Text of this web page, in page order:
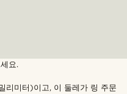
요.
리미터)이고, 이 둘레가 링 주문